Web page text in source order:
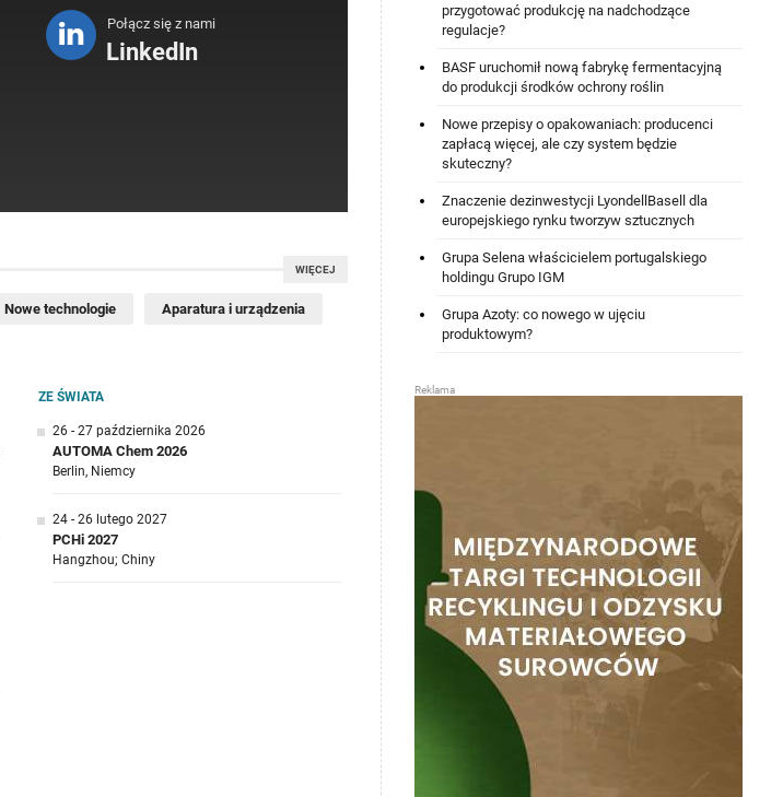
Połącz się z nami
LinkedIn
WIĘCEJ
Nowe technologie
Aparatura i urządzenia
ZE ŚWIATA
26 - 27 października 2026
AUTOMA Chem 2026
Berlin, Niemcy
24 - 26 lutego 2027
PCHi 2027
Hangzhou; Chiny
przygotować produkcję na nadchodzące
regulacje?
BASF uruchomił nową fabrykę fermentacyjną
do produkcji środków ochrony roślin
Nowe przepisy o opakowaniach: producenci
zapłacą więcej, ale czy system będzie
skuteczny?
Znaczenie dezinwestycji LyondellBasell dla
europejskiego rynku tworzyw sztucznych
Grupa Selena właścicielem portugalskiego
holdingu Grupo IGM
Grupa Azoty: co nowego w ujęciu
produktowym?